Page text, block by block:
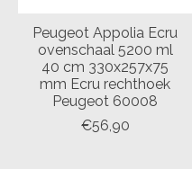
Peugeot Appolia Ecru
ovenschaal 5200 ml
40 cm 330x257x75
mm Ecru rechthoek
Peugeot 60008
€56,90